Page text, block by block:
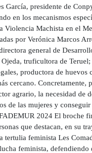
García, presidente de
en los mecanismos
Violencia Machista en el
por Verónica Marcos
general de
truficultora de
productora de huevos
cercano.
agrario, la necesidad de
las mujeres y
2024 El broche
que destacan, en su
feminista Les
feminista, defendiendo